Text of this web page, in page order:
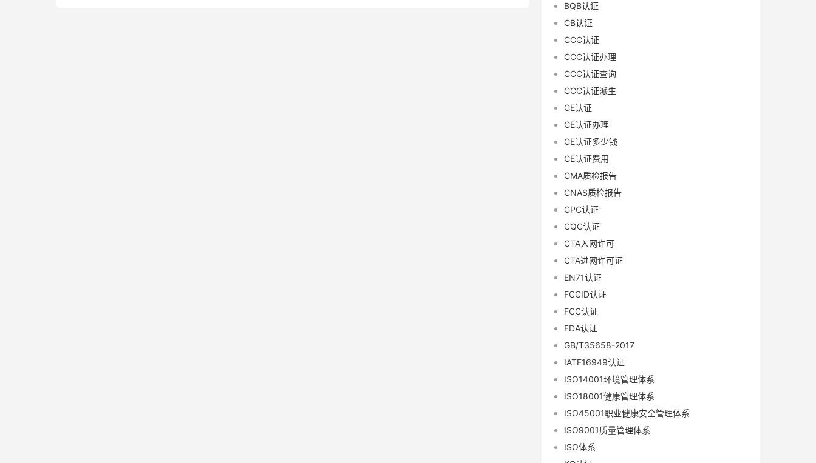
BQB认证
CB认证
CCC认证
CCC认证办理
CCC认证查询
CCC认证派生
CE认证
CE认证办理
CE认证多少钱
CE认证费用
CMA质检报告
CNAS质检报告
CPC认证
CQC认证
CTA入网许可
CTA进网许可证
EN71认证
FCCID认证
FCC认证
FDA认证
GB/T35658-2017
IATF16949认证
ISO14001环境管理体系
ISO18001健康管理体系
ISO45001职业健康安全管理体系
ISO9001质量管理体系
ISO体系